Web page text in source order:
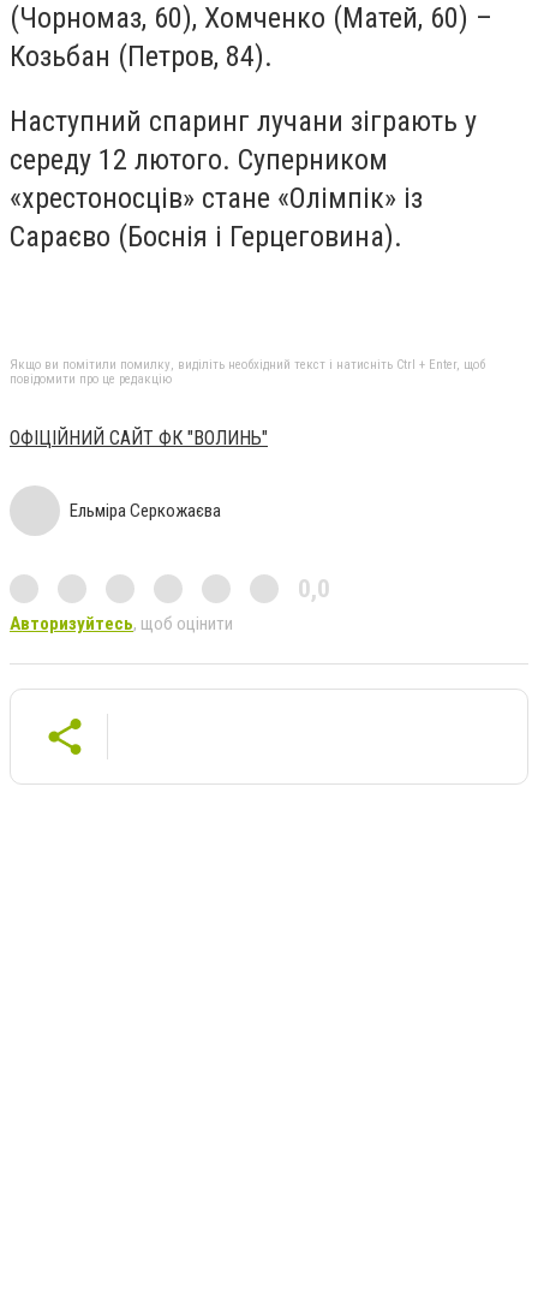
(Чорномаз, 60), Хомченко (Матей, 60) –
Козьбан (Петров, 84).
Наступний спаринг лучани зіграють у
середу 12 лютого. Суперником
«хрестоносців» стане «Олімпік» із
Сараєво (Боснія і Герцеговина).
Якщо ви помітили помилку, виділіть необхідний текст і натисніть Ctrl + Enter, щоб
повідомити про це редакцію
ОФІЦІЙНИЙ САЙТ ФК "ВОЛИНЬ"
Ельміра Серкожаєва
0,0
Авторизуйтесь, щоб оцінити